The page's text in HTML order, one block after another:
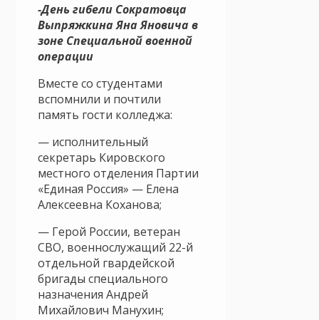
-День гибели Сократовца
Выпряжкина Яна Яновича в
зоне Специальной военной
операции
Вместе со студентами
вспомнили и почтили
память гости колледжа:
— исполнительный
секретарь Кировского
местного отделения Партии
«Единая Россия» — Елена
Алексеевна Коханова;
— Герой России, ветеран
СВО, военнослужащий 22-й
отдельной гвардейской
бригады специального
назначения Андрей
Михайлович Манухин;